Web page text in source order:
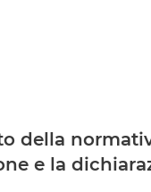
della
e la